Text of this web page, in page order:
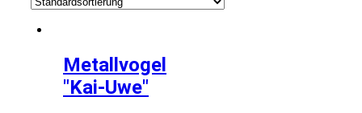
Metallvogel
"Kai-Uwe"